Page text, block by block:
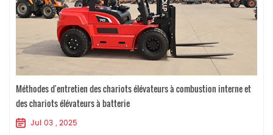
Méthodes d'entretien des chariots élévateurs à combustion interne et
des chariots élévateurs à batterie
Jul 03 , 2025